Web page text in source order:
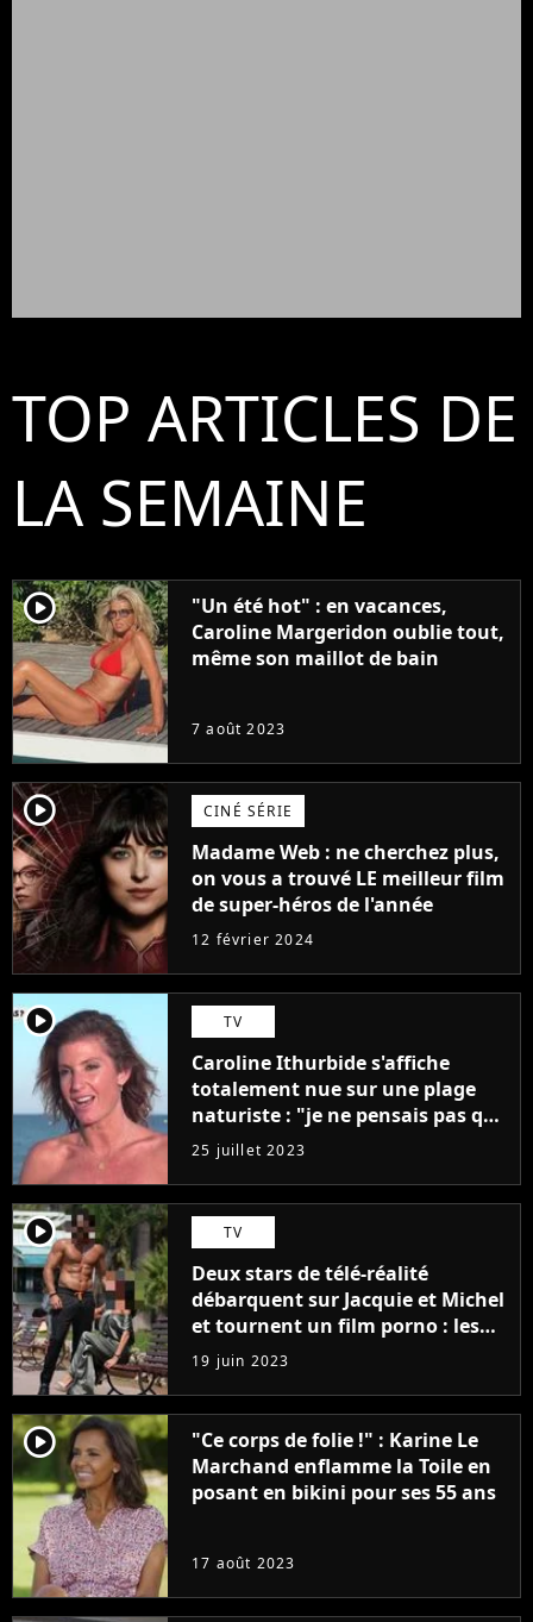
TOP ARTICLES DE
LA SEMAINE
player2
"Un été hot" : en vacances,
Caroline Margeridon oublie tout,
même son maillot de bain
7 août 2023
player2 CINÉ SÉRIE
Madame Web : ne cherchez plus,
on vous a trouvé LE meilleur film
de super-héros de l'année
12 février 2024
player2 TV
Caroline Ithurbide s'affiche
totalement nue sur une plage
naturiste : "je ne pensais pas que
j'arriverais à le faire..."
25 juillet 2023
player2 TV
Deux stars de télé-réalité
débarquent sur Jacquie et Michel
et tournent un film porno : les
premières images du tournage
(exclu)
19 juin 2023
player2
"Ce corps de folie !" : Karine Le
Marchand enflamme la Toile en
posant en bikini pour ses 55 ans
17 août 2023